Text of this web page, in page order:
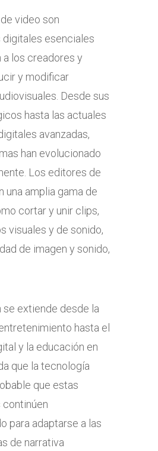
video son
digitales esenciales
a los creadores y
y modificar
Desde sus
hasta las actuales
avanzadas,
han evolucionado
Los editores de
una amplia gama de
cortar y unir clips,
visuales y de sonido,
de imagen y sonido,
se extiende desde la
hasta el
y la educación en
que la tecnología
que estas
continúen
para adaptarse a las
de narrativa